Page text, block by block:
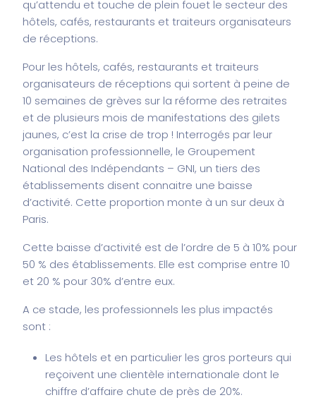
qu’attendu et touche de plein fouet le secteur des
hôtels, cafés, restaurants et traiteurs organisateurs
de réceptions.
Pour les hôtels, cafés, restaurants et traiteurs
organisateurs de réceptions qui sortent à peine de
10 semaines de grèves sur la réforme des retraites
et de plusieurs mois de manifestations des gilets
jaunes, c’est la crise de trop ! Interrogés par leur
organisation professionnelle, le Groupement
National des Indépendants – GNI, un tiers des
établissements disent connaitre une baisse
d’activité. Cette proportion monte à un sur deux à
Paris.
Cette baisse d’activité est de l’ordre de 5 à 10% pour
50 % des établissements. Elle est comprise entre 10
et 20 % pour 30% d’entre eux.
A ce stade, les professionnels les plus impactés
sont :
Les hôtels et en particulier les gros porteurs qui
reçoivent une clientèle internationale dont le
chiffre d’affaire chute de près de 20%.